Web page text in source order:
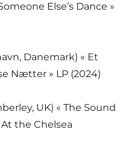
Else’s Dance »
Danemark) « Et
Nætter » LP (2024)
UK) « The Sound
the Chelsea